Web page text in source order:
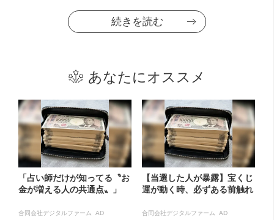
続きを読む
あなたにオススメ
「占い師だけが知ってる〝お
金が増える人の共通点〟」
合同会社デジタルファーム AD
【当選した人が暴露】宝くじ
運が動く時、必ずある前触れ
合同会社デジタルファーム AD